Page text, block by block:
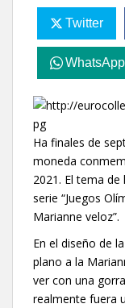
Twitter
WhatsApp
Ha finales de
moneda
2021. El tema
serie “Juegos
Marianne veloz”.
En el diseño de
plano a la
ver con una
realmente fuera